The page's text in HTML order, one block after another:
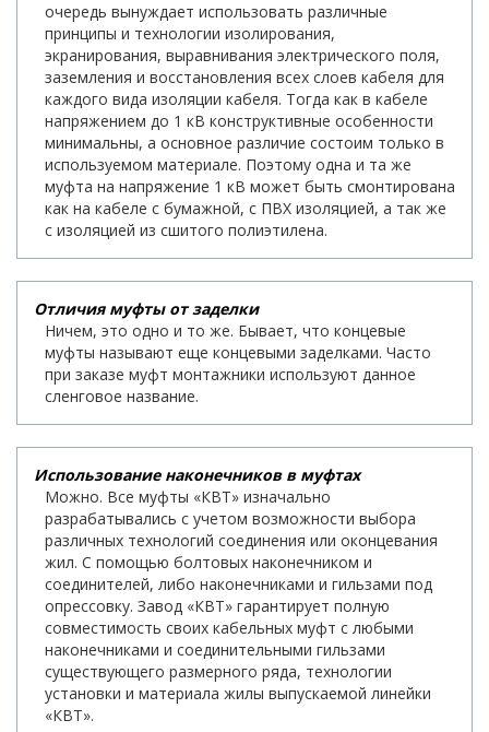
очередь вынуждает использовать различные
принципы и технологии изолирования,
экранирования, выравнивания электрического поля,
заземления и восстановления всех слоев кабеля для
каждого вида изоляции кабеля. Тогда как в кабеле
напряжением до 1 кВ конструктивные особенности
минимальны, а основное различие состоим только в
используемом материале. Поэтому одна и та же
муфта на напряжение 1 кВ может быть смонтирована
как на кабеле с бумажной, с ПВХ изоляцией, а так же
с изоляцией из сшитого полиэтилена.
Отличия муфты от заделки
Ничем, это одно и то же. Бывает, что концевые
муфты называют еще концевыми заделками. Часто
при заказе муфт монтажники используют данное
сленговое название.
Использование наконечников в муфтах
Можно. Все муфты «КВТ» изначально
разрабатывались с учетом возможности выбора
различных технологий соединения или оконцевания
жил. С помощью болтовых наконечником и
соединителей, либо наконечниками и гильзами под
опрессовку. Завод «КВТ» гарантирует полную
совместимость своих кабельных муфт с любыми
наконечниками и соединительными гильзами
существующего размерного ряда, технологии
установки и материала жилы выпускаемой линейки
«КВТ».